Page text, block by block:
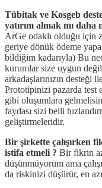
Tübitak ve Kosgeb
yatırım almak mı daha
ArGe odaklı olduğu için
geriye dönük ödeme
bildiğim kadarıyla) Bu
kurumlar size uygun
arkadaşlarınızın desteği
Prototipinizi pazarda test
gibi oluşumlara
faydası sizi belli
geliştirmeleridir.
Bir şirkette çalışırken
istifa etmeli ? Bir fikrin
düşünmüyorum ama
da riskinizi düşürür, en